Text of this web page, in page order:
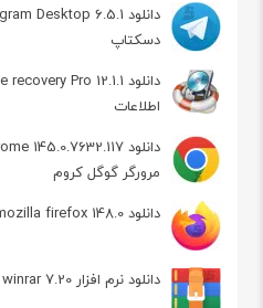
دسکتاپ
اطلاعات
مرورگر گوگل کروم
دانلود mozilla firefox 148.0 مرورگر موزیلا فایرفاکس
دانلود نرم افزار winrar 7.20 وین رار